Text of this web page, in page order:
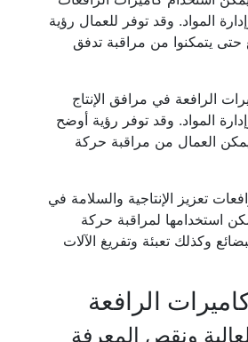
المواد. وقد توفر للعمال رؤية
يتمكنوا من مراقبة تدفق
الرافعة في مرافق الإنتاج
المواد. وقد توفر رؤية أوضح
العمال من مراقبة حركة
تعزيز الإنتاجية والسلامة في
استخدامها لمراقبة حركة
وكذلك تعبئة وتفريغ الآلات
الرافعة
ونقص المعرفة